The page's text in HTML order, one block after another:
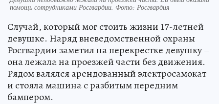
помощь сотрудниками Росгвардии. Фото: Росгвардия
Случай, который мог стоить жизни 17-летней
девушке. Наряд вневедомственной охраны
Росгвардии заметил на перекрестке девушку –
она лежала на проезжей части без движения.
Рядом валялся арендованный электросамокат
и стояла машина с разбитым передним
бампером.